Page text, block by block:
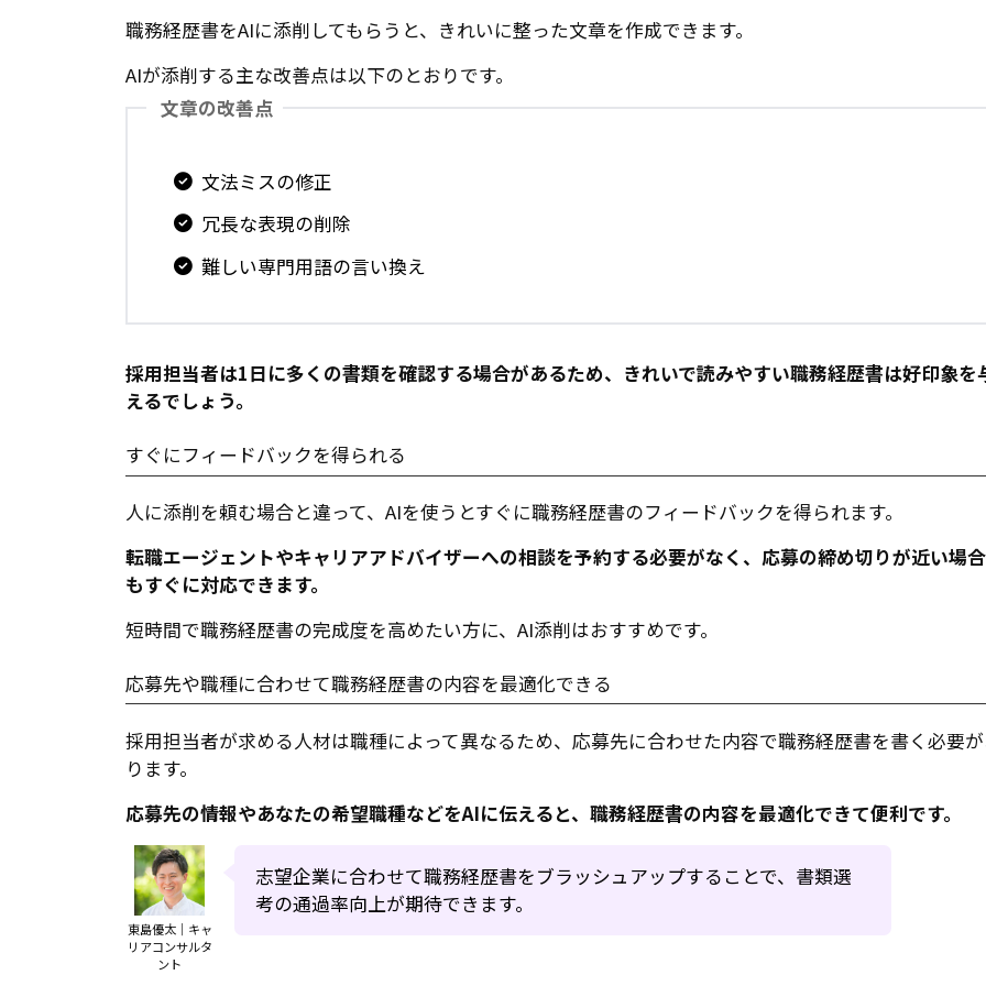
職務経歴書をAIに添削してもらうと、きれいに整った文章を作成できます。
AIが添削する主な改善点は以下のとおりです。
文章の改善点
文法ミスの修正
冗長な表現の削除
難しい専門用語の言い換え
採用担当者は1日に多くの書類を確認する場合があるため、きれいで読みやすい職務経歴書は好印象を
えるでしょう。
すぐにフィードバックを得られる
人に添削を頼む場合と違って、AIを使うとすぐに職務経歴書のフィードバックを得られます。
転職エージェントやキャリアアドバイザーへの相談を予約する必要がなく、応募の締め切りが近い場
もすぐに対応できます。
短時間で職務経歴書の完成度を高めたい方に、AI添削はおすすめです。
応募先や職種に合わせて職務経歴書の内容を最適化できる
採用担当者が求める人材は職種によって異なるため、応募先に合わせた内容で職務経歴書を書く必要
ります。
応募先の情報やあなたの希望職種などをAIに伝えると、職務経歴書の内容を最適化できて便利です。
東島優太｜キャ
リアコンサルタ
ント
志望企業に合わせて職務経歴書をブラッシュアップすることで、書類選
考の通過率向上が期待できます。